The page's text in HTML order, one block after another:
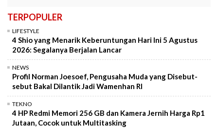
TERPOPULER
LIFESTYLE
4 Shio yang Menarik Keberuntungan Hari Ini 5 Agustus
2026: Segalanya Berjalan Lancar
NEWS
Profil Norman Joesoef, Pengusaha Muda yang Disebut-
sebut Bakal Dilantik Jadi Wamenhan RI
TEKNO
4 HP Redmi Memori 256 GB dan Kamera Jernih Harga Rp1
Jutaan, Cocok untuk Multitasking